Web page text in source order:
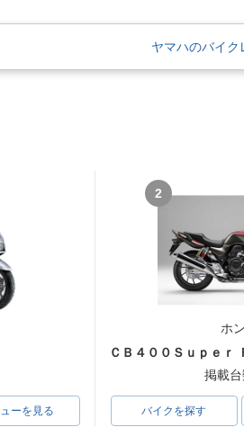
ヤマハのバイク
ーを見る
2
ホ
掲載
バイクを探す